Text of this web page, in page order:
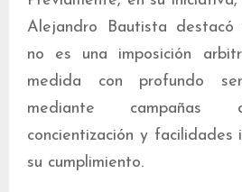
Alejandro Bautista
no es una imposición
medida con profundo
mediante campañas
concientización y facilidades
su cumplimiento.